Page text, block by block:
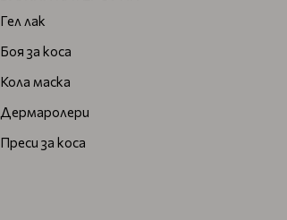
Гел лак
Боя за коса
Кола маска
Дермаролери
Преси за коса